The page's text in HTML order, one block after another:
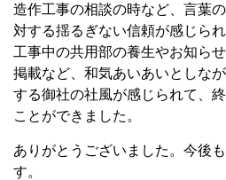
造作工事の相談の時など、言葉
対する揺るぎない信頼が感じられ
工事中の共用部の養生やお知ら
掲載など、和気あいあいとしな
する御社の社風が感じられて、
ことができました。
ありがとうございました。今後
す。